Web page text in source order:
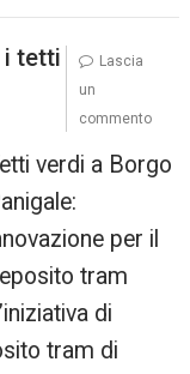
i tetti
verdi a Borgo
per il
tram
di
tram di
Lascia
un
commento